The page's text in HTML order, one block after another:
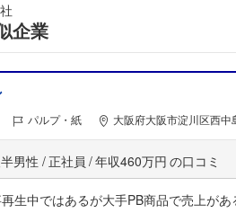
企業
パルプ・紙 大阪府大阪市淀川区西中
男性 正社員 年収460万円
生中ではあるが大手PB商品で売上が